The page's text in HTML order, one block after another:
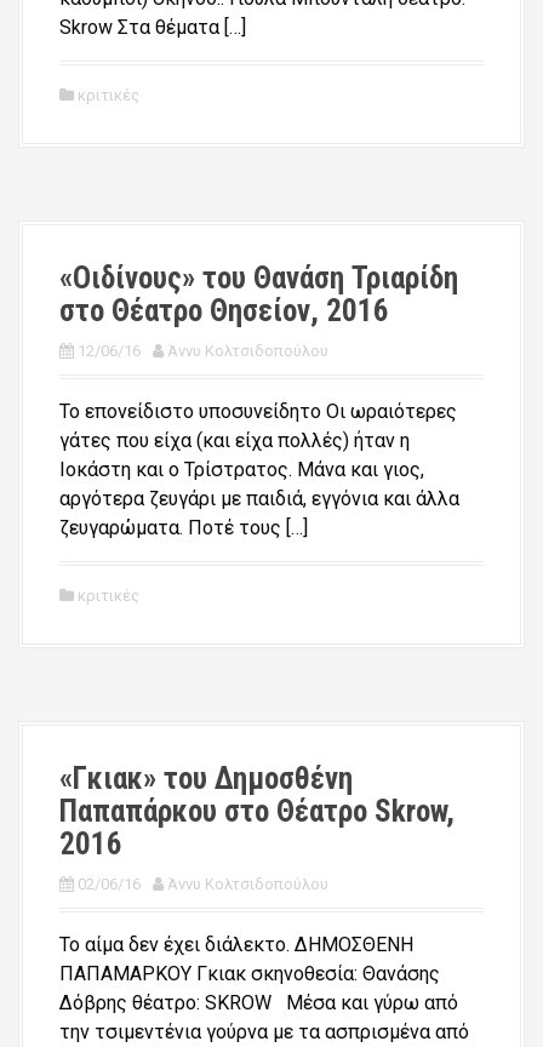
Skrow Στα θέματα […]
κριτικές
«Οιδίνους» του Θανάση Τριαρίδη
στο Θέατρο Θησείον, 2016
12/06/16 Άννυ Κολτσιδοπούλου
Το επονείδιστο υποσυνείδητο Οι ωραιότερες
γάτες που είχα (και είχα πολλές) ήταν η
Ιοκάστη και ο Τρίστρατος. Μάνα και γιος,
αργότερα ζευγάρι με παιδιά, εγγόνια και άλλα
ζευγαρώματα. Ποτέ τους […]
κριτικές
«Γκιακ» του Δημοσθένη
Παπαπάρκου στο Θέατρο Skrow,
2016
02/06/16 Άννυ Κολτσιδοπούλου
Το αίμα δεν έχει διάλεκτο. ΔΗΜΟΣΘΕΝΗ
ΠΑΠΑΜΑΡΚΟΥ Γκιακ σκηνοθεσία: Θανάσης
Δόβρης θέατρο: SKROW Μέσα και γύρω από
την τσιμεντένια γούρνα με τα ασπρισμένα από